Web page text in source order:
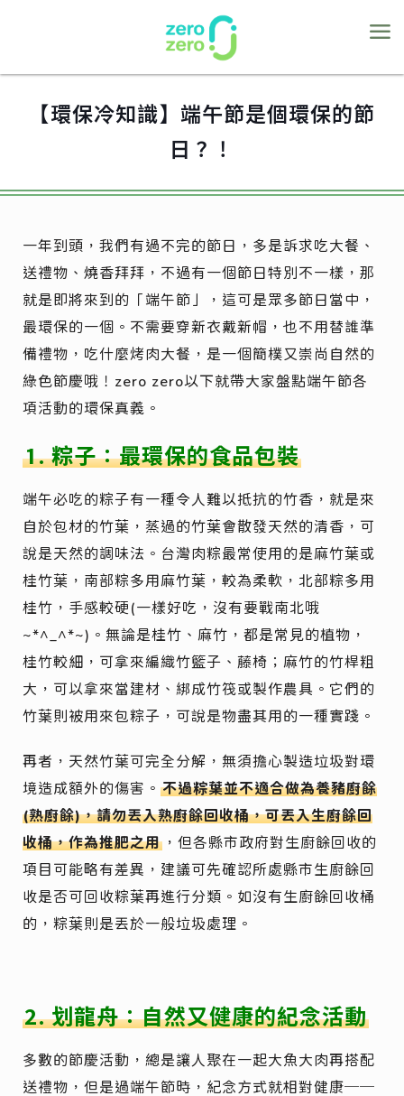
【環保冷知識】端午節是個環保的節
日？！
一年到頭，我們有過不完的節日，多是訴求吃大餐、
送禮物、燒香拜拜，不過有一個節日特別不一樣，那
就是即將來到的「端午節」，這可是眾多節日當中，
最環保的一個。不需要穿新衣戴新帽，也不用替誰準
備禮物，吃什麼烤肉大餐，是一個簡樸又崇尚自然的
綠色節慶哦！zero zero以下就帶大家盤點端午節各
項活動的環保真義。
1. 粽子：最環保的食品包裝
端午必吃的粽子有一種令人難以抵抗的竹香，就是來
自於包材的竹葉，蒸過的竹葉會散發天然的清香，可
說是天然的調味法。台灣肉粽最常使用的是麻竹葉或
桂竹葉，南部粽多用麻竹葉，較為柔軟，北部粽多用
桂竹，手感較硬(一樣好吃，沒有要戰南北哦
~*^_^*~)。無論是桂竹、麻竹，都是常見的植物，
桂竹較細，可拿來編織竹籃子、藤椅；麻竹的竹桿粗
大，可以拿來當建材、綁成竹筏或製作農具。它們的
竹葉則被用來包粽子，可說是物盡其用的一種實踐。
再者，天然竹葉可完全分解，無須擔心製造垃圾對環
境造成額外的傷害。不過粽葉並不適合做為養豬廚餘
(熟廚餘)，請勿丟入熟廚餘回收桶，可丟入生廚餘回
收桶，作為推肥之用 ，但各縣市政府對生廚餘回收的
項目可能略有差異，建議可先確認所處縣市生廚餘回
收是否可回收粽葉再進行分類。如沒有生廚餘回收桶
的，粽葉則是丟於一般垃圾處理。
2. 划龍舟：自然又健康的紀念活動
多數的節慶活動，總是讓人聚在一起大魚大肉再搭配
送禮物，但是過端午節時，紀念方式就相對健康──